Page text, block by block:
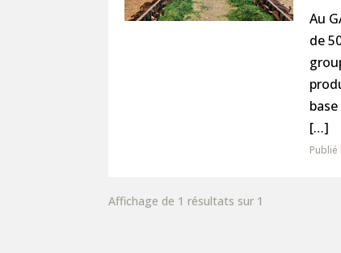
Au
de
[…]
Publié
Affichage de 1 résultats sur 1